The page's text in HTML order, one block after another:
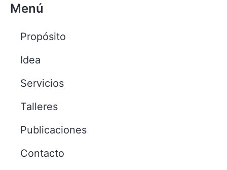
Menú
Propósito
Idea
Servicios
Talleres
Publicaciones
Contacto